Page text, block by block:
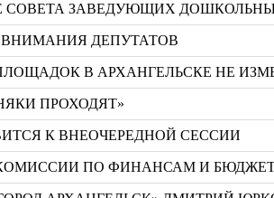
СОВЕТА ЗАВЕДУЮЩИХ
ВНИМАНИЯ ДЕПУТАТОВ
В АРХАНГЕЛЬСКЕ НЕ
ПРОХОДЯТ»
К ВНЕОЧЕРЕДНОЙ СЕССИИ
ПО ФИНАНСАМ И